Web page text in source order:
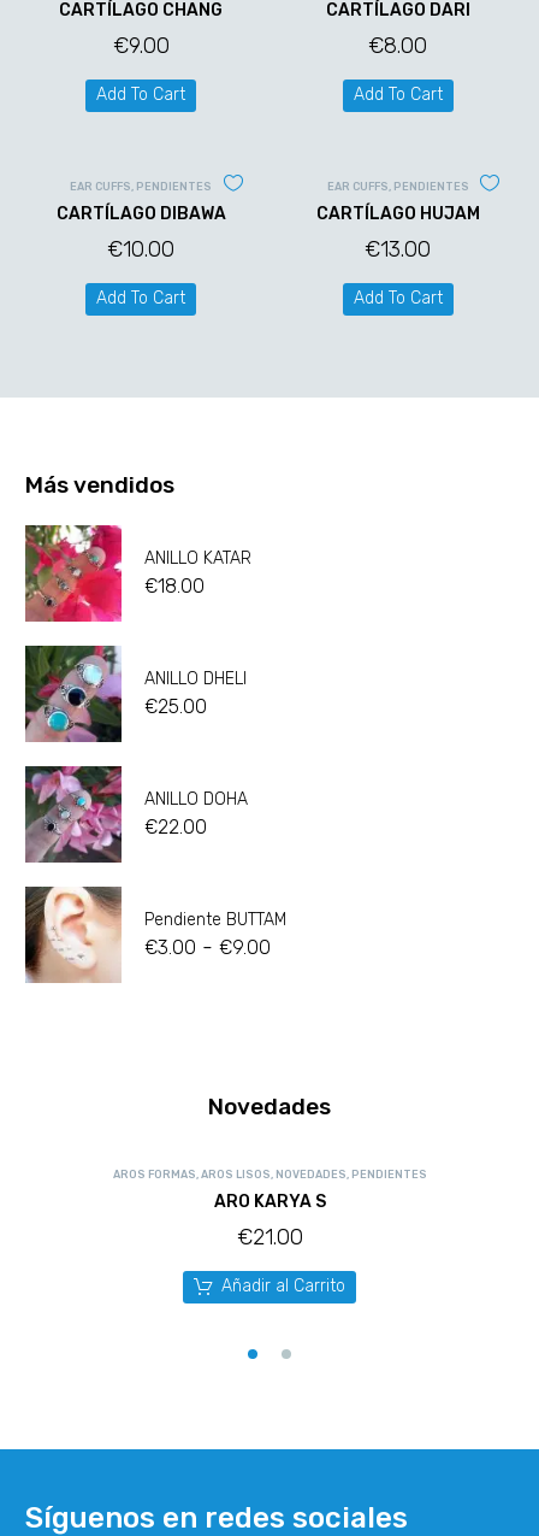
CARTÍLAGO CHANG
€9.00
Add To Cart
CARTÍLAGO DARI
€8.00
Add To Cart
EAR CUFFS, PENDIENTES
CARTÍLAGO DIBAWA
€10.00
Add To Cart
EAR CUFFS, PENDIENTES
CARTÍLAGO HUJAM
€13.00
Add To Cart
Más vendidos
ANILLO KATAR
€18.00
ANILLO DHELI
€25.00
ANILLO DOHA
€22.00
Pendiente BUTTAM
€3.00 - €9.00
Novedades
AROS FORMAS, AROS LISOS, NOVEDADES, PENDIENTES
ARO KARYA S
€21.00
Añadir al Carrito
Síguenos en redes sociales